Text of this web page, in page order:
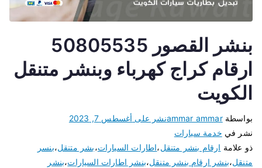
بنشر القصور 50805535
ارقام كراج كهرباء وبنشر متنقل
الكويت
بواسطةammar ammarنشر على أغسطس 7, 2023
نشر في خدمة سيارات
ذو علامة ارقام بنشر متنقل،اطارات السيارات،بشر متنقل،بنسر
متنقل،بنشر ارقام بنشر متنقل،بنشر اطارات السيارات،بنشر